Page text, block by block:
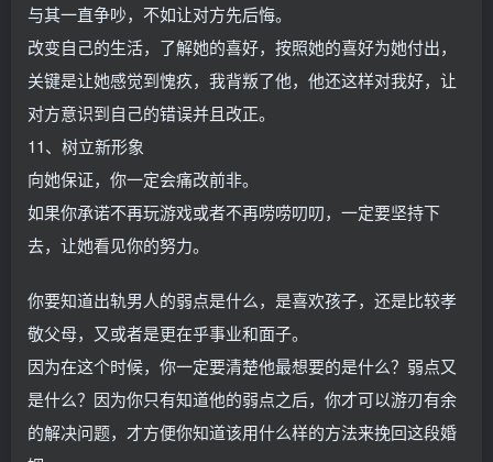
与其一直争吵，不如让对方先后悔。
改变自己的生活，了解她的喜好，按照她的喜好为她付出，
关键是让她感觉到愧疚，我背叛了他，他还这样对我好，让
对方意识到自己的错误并且改正。
11、树立新形象
向她保证，你一定会痛改前非。
如果你承诺不再玩游戏或者不再唠唠叨叨，一定要坚持下
去，让她看见你的努力。
你要知道出轨男人的弱点是什么，是喜欢孩子，还是比较孝
敬父母，又或者是更在乎事业和面子。
因为在这个时候，你一定要清楚他最想要的是什么？弱点又
是什么？因为你只有知道他的弱点之后，你才可以游刃有余
的解决问题，才方便你知道该用什么样的方法来挽回这段婚